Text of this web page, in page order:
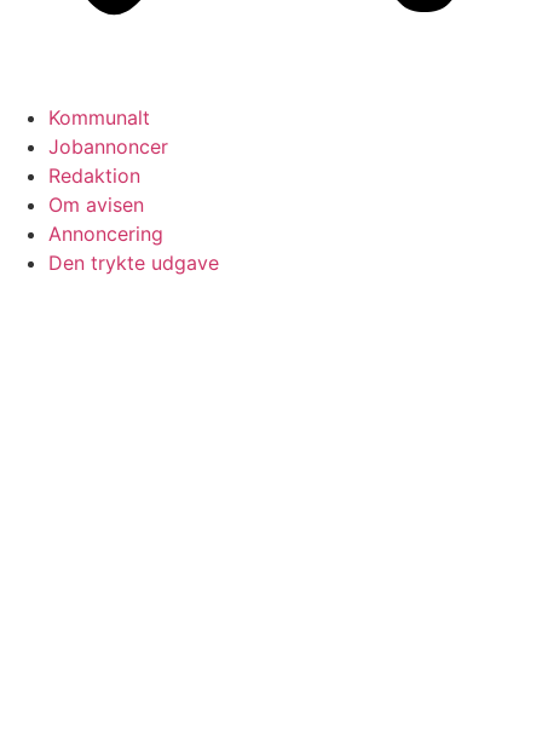
Kommunalt
Jobannoncer
Redaktion
Om avisen
Annoncering
Den trykte udgave